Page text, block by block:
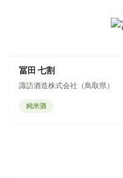
冨田 七割
諏訪酒造株式会社（鳥取県）
純米酒